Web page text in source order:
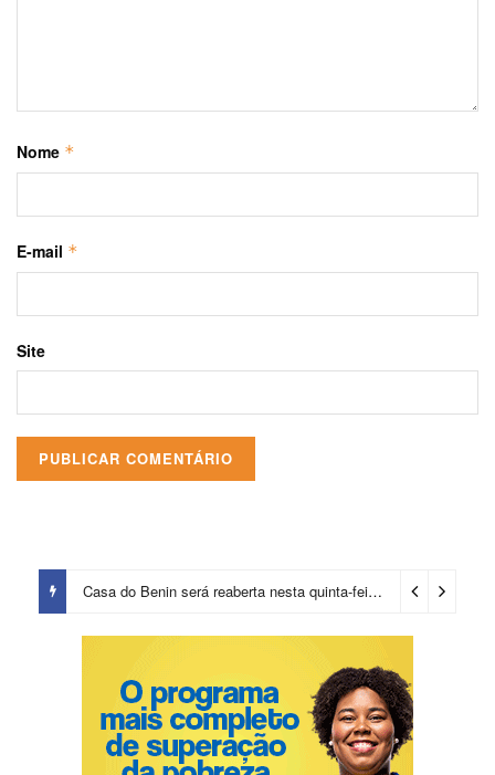
Nome *
E-mail *
Site
Casa do Benin será reaberta nesta quinta-feira (6) 4 dias ago